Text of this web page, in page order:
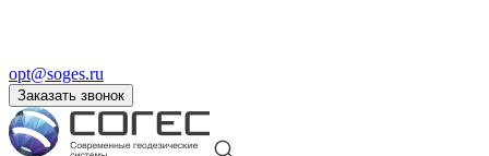
opt@soges.ru
Заказать звонок